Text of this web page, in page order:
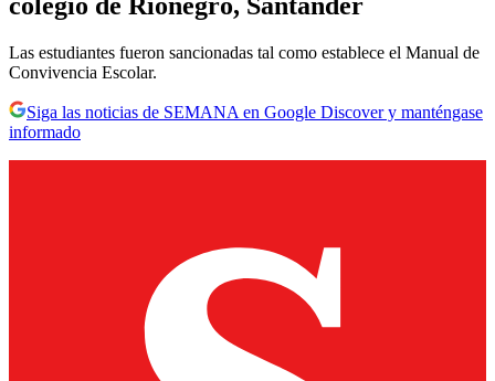
Las estudiantes fueron sancionadas tal como establece el Manual de
Convivencia Escolar.
Siga las noticias de SEMANA en Google Discover y manténgase
informado